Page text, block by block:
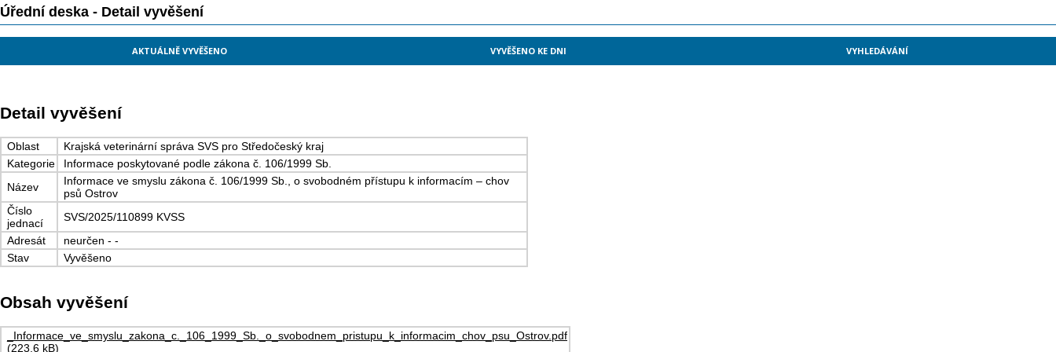
Úřední deska - Detail vyvěšení
AKTUÁLNĚ VYVĚŠENO VYVĚŠENO KE DNI VYHLEDÁVÁNÍ
Detail vyvěšení
Oblast
Krajská veterinární správa SVS pro Středočeský kraj
Kategorie
Informace poskytované podle zákona č. 106/1999 Sb.
Název
Informace ve smyslu zákona č. 106/1999 Sb., o svobodném přístupu k informacím – chov
psů Ostrov
Číslo
jednací
SVS/2025/110899 KVSS
Adresát
neurčen - -
Stav
Vyvěšeno
Obsah vyvěšení
_Informace_ve_smyslu_zakona_c._106_1999_Sb._o_svobodnem_pristupu_k_informacim_chov_psu_Ostrov.pdf
(223,6 kB)